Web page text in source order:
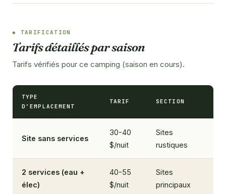
TARIFICATION
Tarifs détaillés par saison
Tarifs vérifiés pour ce camping (saison en cours).
TYPE
D’EMPLACEMENT
TARIF SECTION
Site sans services
30-40
$/nuit
Sites
rustiques
2 services (eau +
élec)
40-55
$/nuit
Sites
principaux